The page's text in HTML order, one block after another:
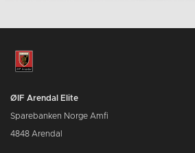
ØIF Arendal Elite
Sparebanken Norge Amfi
4848 Arendal